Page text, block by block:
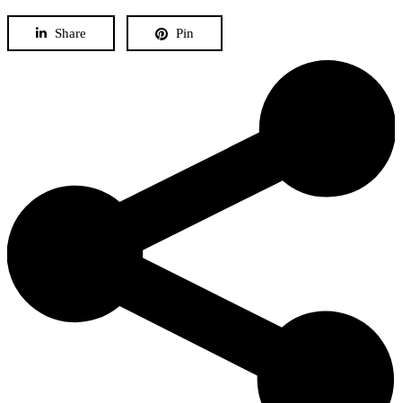
Share Pin